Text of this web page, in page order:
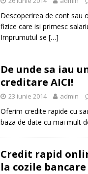
Descoperirea de cont sau
fizice care isi primesc
Imprumutul se […]
De unde sa iau
creditare AICI!
23 iunie 2014 admin
Oferim credite rapide cu
baza de date cu mai mult
Credit rapid
la cozile bancare